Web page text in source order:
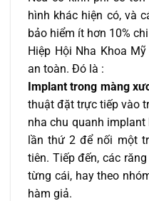
hình khác hiện có, và
bảo hiểm ít hơn 10%
Hiệp Hội Nha Khoa
an toàn. Đó là :
Implant trong màng
thuật đặt trực tiếp vào
nha chu quanh
lần thứ 2 để nối một
tiên. Tiếp đến, các
từng cái, hay theo
hàm giả.